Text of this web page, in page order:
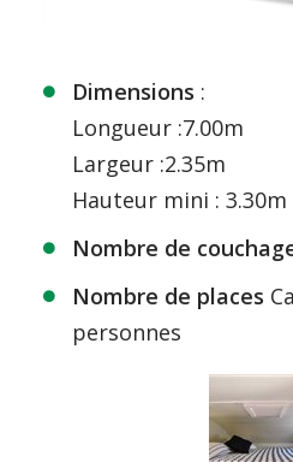
Dimensions :
Longueur :7.00m
Largeur :2.35m
Hauteur mini : 3.30m
Nombre de
Nombre de places
personnes